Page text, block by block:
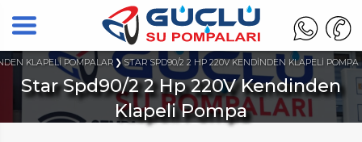
KLAPELİ POMPALAR STAR SPD90/2 2 HP 220V KENDİNDEN KLAPELİ POMPA
Star Spd90/2 2 Hp 220V Kendinden
Klapeli Pompa